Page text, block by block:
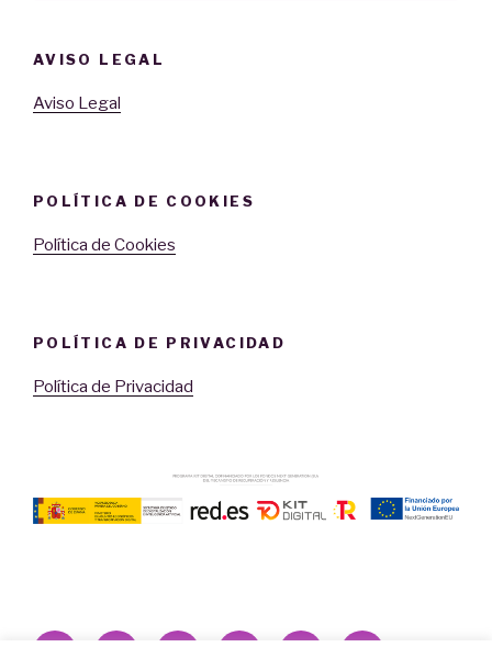
AVISO LEGAL
Aviso Legal
POLÍTICA DE COOKIES
Política de Cookies
POLÍTICA DE PRIVACIDAD
Política de Privacidad